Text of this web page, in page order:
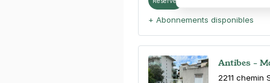
+ Abonnements disponibles
Antibes -
2211 chemin